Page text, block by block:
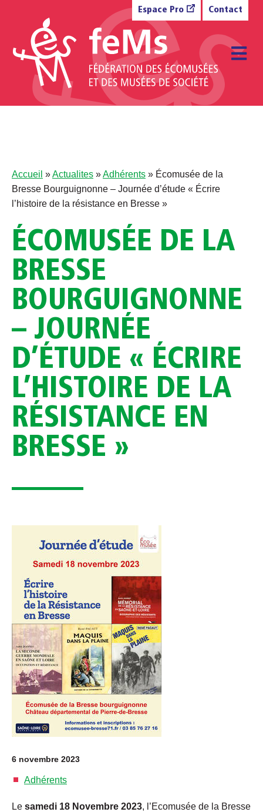
Espace Pro Contact
Accueil »Actualites »Adhérents » Écomusée de la
Bresse Bourguignonne – Journée d’étude « Écrire
l’histoire de la résistance en Bresse »
ÉCOMUSÉE DE LA
BRESSE
BOURGUIGNONNE
– JOURNÉE
D’ÉTUDE « ÉCRIRE
L’HISTOIRE DE LA
RÉSISTANCE EN
BRESSE »
6 novembre 2023
Adhérents
Le samedi 18 Novembre 2023, l’Ecomusée de la Bresse